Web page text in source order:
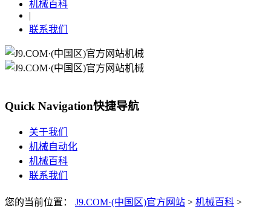
机械百科
|
联系我们
Quick Navigation快捷导航
关于我们
机械自动化
机械百科
联系我们
您的当前位置： J9.COM·(中国区)官方网站 > 机械百科 >